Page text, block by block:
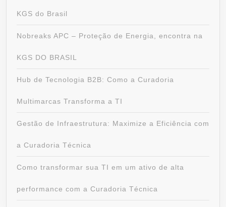
KGS do Brasil
Nobreaks APC – Proteção de Energia, encontra na
KGS DO BRASIL
Hub de Tecnologia B2B: Como a Curadoria
Multimarcas Transforma a TI
Gestão de Infraestrutura: Maximize a Eficiência com
a Curadoria Técnica
Como transformar sua TI em um ativo de alta
performance com a Curadoria Técnica